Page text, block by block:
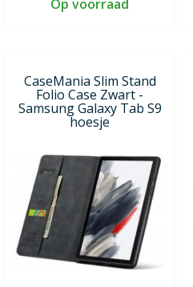
Op voorraad
CaseMania Slim Stand
Folio Case Zwart -
Samsung Galaxy Tab S9
hoesje